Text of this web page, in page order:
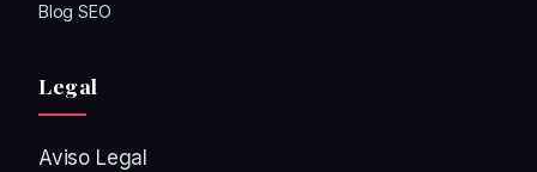
Blog SEO
Legal
Aviso Legal